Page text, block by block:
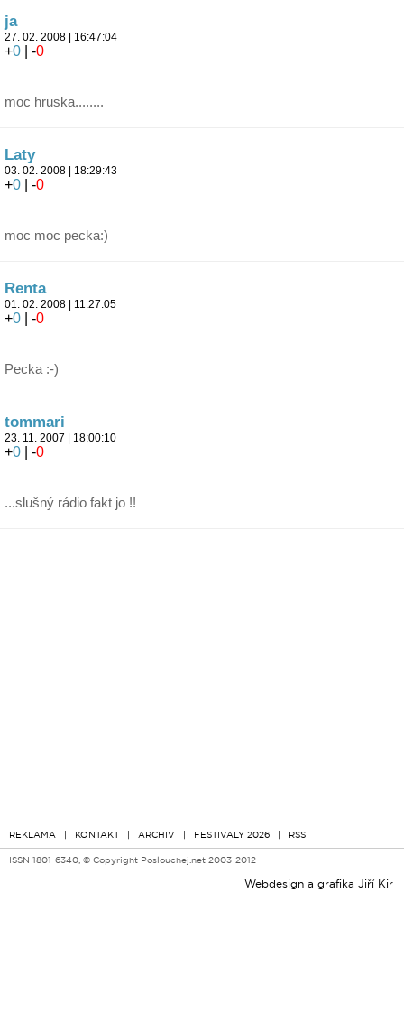
ja
27. 02. 2008 | 16:47:04
+0 | -0
moc hruska........
Laty
03. 02. 2008 | 18:29:43
+0 | -0
moc moc pecka:)
Renta
01. 02. 2008 | 11:27:05
+0 | -0
Pecka :-)
tommari
23. 11. 2007 | 18:00:10
+0 | -0
...slušný rádio fakt jo !!
REKLAMA | KONTAKT | ARCHIV | FESTIVALY 2026 | RSS
ISSN 1801-6340, © Copyright Poslouchej.net 2003-2012
Webdesign a grafika Jiří Kir